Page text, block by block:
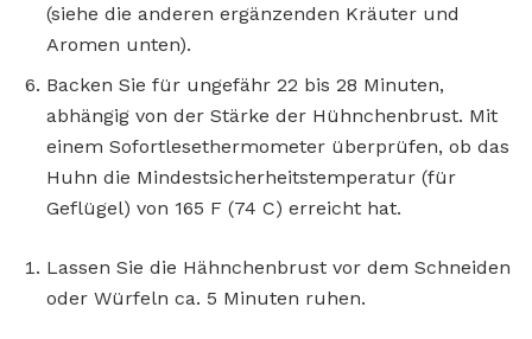
(siehe die anderen ergänzenden Kräuter und
Aromen unten).
Backen Sie für ungefähr 22 bis 28 Minuten,
abhängig von der Stärke der Hühnchenbrust. Mit
einem Sofortlesethermometer überprüfen, ob das
Huhn die Mindestsicherheitstemperatur (für
Geflügel) von 165 F (74 C) erreicht hat.
Lassen Sie die Hähnchenbrust vor dem Schneiden
oder Würfeln ca. 5 Minuten ruhen.